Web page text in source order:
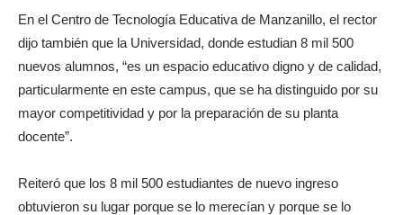
En el Centro de Tecnología Educativa de Manzanillo, el rector
dijo también que la Universidad, donde estudian 8 mil 500
nuevos alumnos, “es un espacio educativo digno y de calidad,
particularmente en este campus, que se ha distinguido por su
mayor competitividad y por la preparación de su planta
docente”.
Reiteró que los 8 mil 500 estudiantes de nuevo ingreso
obtuvieron su lugar porque se lo merecían y porque se lo